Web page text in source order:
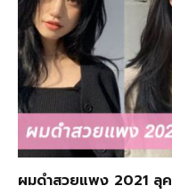
ผมดำสวยแพง 2021